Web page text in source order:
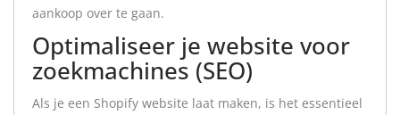
aankoop over te gaan.
Optimaliseer je website voor
zoekmachines (SEO)
Als je een Shopify website laat maken, is het essentieel